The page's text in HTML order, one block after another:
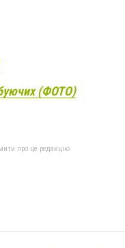
(ФОТО)
про це редакцію